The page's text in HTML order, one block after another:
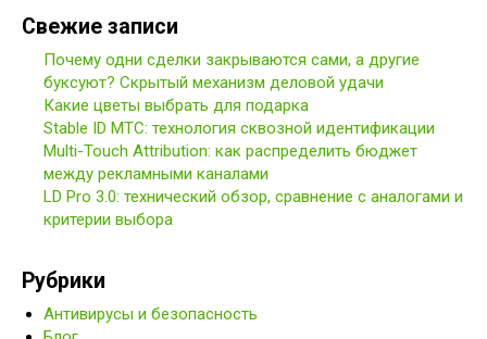
Свежие записи
Почему одни сделки закрываются сами, а другие
буксуют? Скрытый механизм деловой удачи
Какие цветы выбрать для подарка
Stable ID МТС: технология сквозной идентификации
Multi-Touch Attribution: как распределить бюджет
между рекламными каналами
LD Pro 3.0: технический обзор, сравнение с аналогами и
критерии выбора
Рубрики
Антивирусы и безопасность